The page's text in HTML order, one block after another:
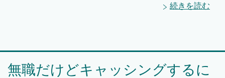
続きを読む
無職だけどキャッシングするに